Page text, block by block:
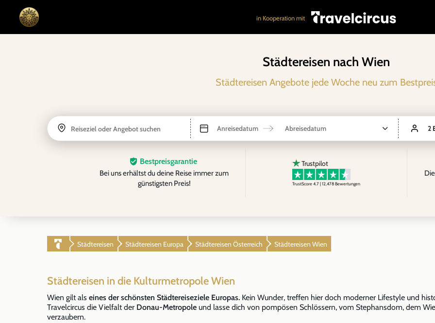
in Kooperation mit
Städtereisen nach Wien
Städtereisen Angebote jede Woche neu zum
Reiseziel oder Angebot suchen Anreisedatum Abreisedatum 2
Bestpreisgarantie
Bei uns erhältst du deine Reise immer zum
günstigsten Preis!
Trustpilot
TrustScore 4.7 | 12,478Bewertungen
Städtereisen Städtereisen Europa Städtereisen Österreich Städtereisen Wien
Städtereisen in die Kulturmetropole Wien
Wien gilt als eines der schönsten Städtereiseziele Europas. Kein Wunder, treffen hier doch moderner Lifestyle und
Travelcircus die Vielfalt der Donau-Metropole und lasse dich von pompösen Schlössern, vom Stephansdom, dem
verzaubern.